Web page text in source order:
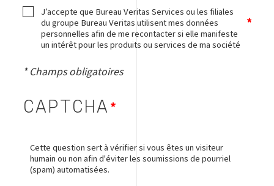
J’accepte que Bureau Veritas Services ou les filiales
du groupe Bureau Veritas utilisent mes données
personnelles afin de me recontacter si elle manifeste
un intérêt pour les produits ou services de ma société
* Champs obligatoires
CAPTCHA
Cette question sert à vérifier si vous êtes un visiteur
humain ou non afin d'éviter les soumissions de pourriel
(spam) automatisées.